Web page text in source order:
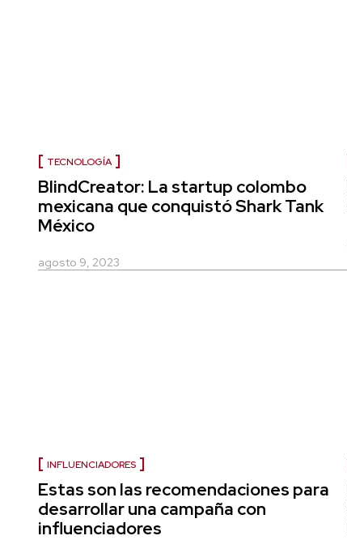
TECNOLOGÍA
BlindCreator: La startup colombo
mexicana que conquistó Shark Tank
México
agosto 9, 2023
INFLUENCIADORES
Estas son las recomendaciones para
desarrollar una campaña con
influenciadores